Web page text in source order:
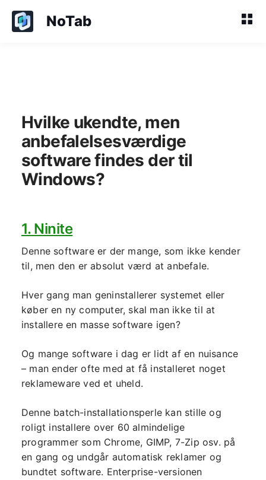
NoTab
Hvilke ukendte, men
anbefalelsesværdige
software findes der til
Windows?
1. Ninite
Denne software er der mange, som ikke kender
til, men den er absolut værd at anbefale.
Hver gang man geninstallerer systemet eller
køber en ny computer, skal man ikke til at
installere en masse software igen?
Og mange software i dag er lidt af en nuisance
– man ender ofte med at få installeret noget
reklameware ved et uheld.
Denne batch-installationsperle kan stille og
roligt installere over 60 almindelige
programmer som Chrome, GIMP, 7-Zip osv. på
en gang og undgår automatisk reklamer og
bundtet software. Enterprise-versionen